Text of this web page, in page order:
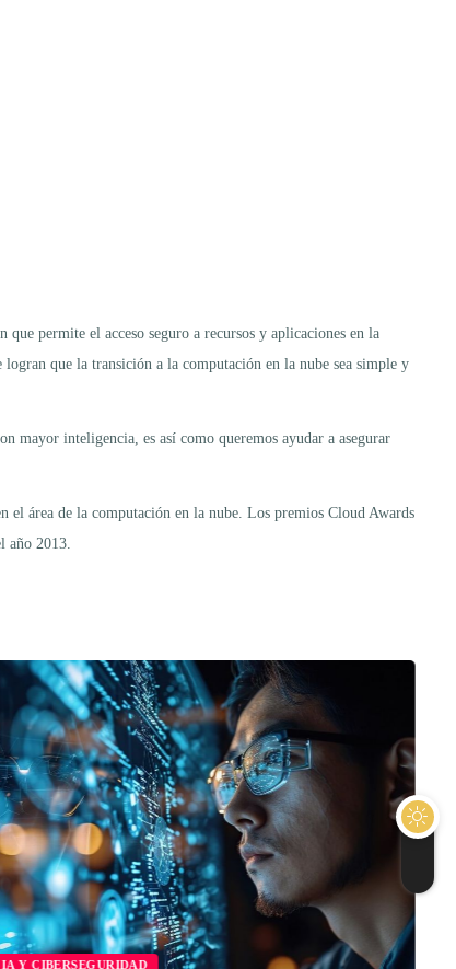
permite el acceso seguro a recursos y aplicaciones en la
que la transición a la computación en la nube sea simple y
mayor inteligencia, es así como queremos ayudar a asegurar
el área de la computación en la nube. Los premios Cloud Awards
año 2013.
IA Y CIBERSEGURIDAD